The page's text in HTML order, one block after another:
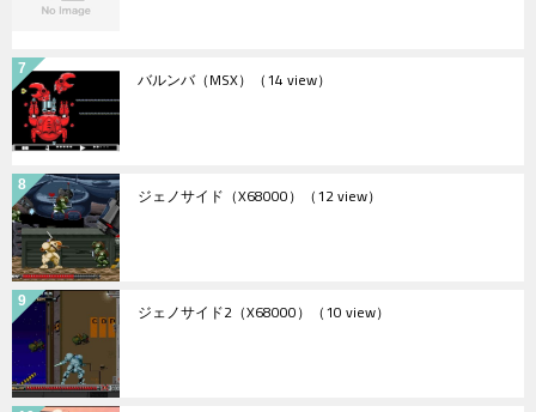
バルンバ（MSX） （14 view）
ジェノサイド（X68000） （12 view）
ジェノサイド2（X68000） （10 view）